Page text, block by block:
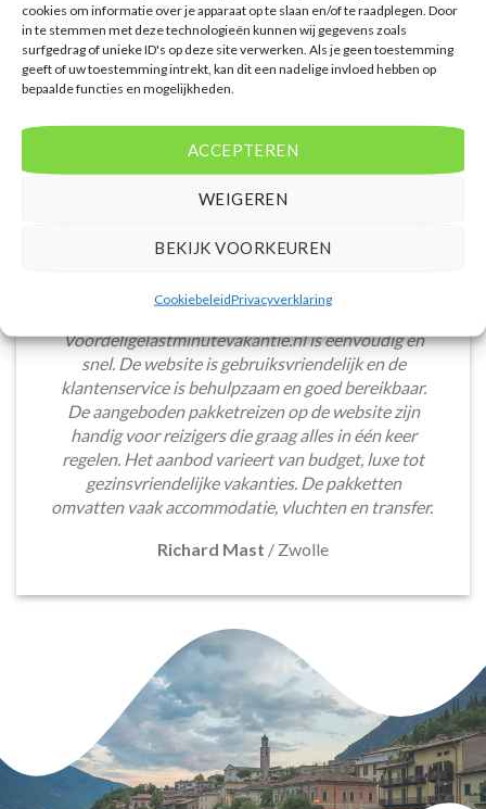
cookies om informatie over je apparaat op te slaan en/of te raadplegen. Door
in te stemmen met deze technologieën kunnen wij gegevens zoals
surfgedrag of unieke ID's op deze site verwerken. Als je geen toestemming
geeft of uw toestemming intrekt, kan dit een nadelige invloed hebben op
bepaalde functies en mogelijkheden.
ACCEPTEREN
WEIGEREN
BEKIJK VOORKEUREN
CookiebeleidPrivacyverklaring
Tim Beukers /Tilburg
Voordeligelastminutevakantie.nl is eenvoudig en
snel. De website is gebruiksvriendelijk en de
klantenservice is behulpzaam en goed bereikbaar.
De aangeboden pakketreizen op de website zijn
handig voor reizigers die graag alles in één keer
regelen. Het aanbod varieert van budget, luxe tot
gezinsvriendelijke vakanties. De pakketten
omvatten vaak accommodatie, vluchten en transfer.
Richard Mast / Zwolle